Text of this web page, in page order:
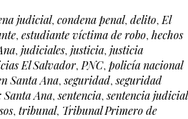
judicial, condena penal, delito,El
, estudiante víctima de robo, hechos
, judiciales, justicia, justicia
El Salvador,PNC, policía nacional
Santa Ana,seguridad,seguridad
Santa Ana,sentencia,sentencia judicial
, tribunal, Tribunal Primero de